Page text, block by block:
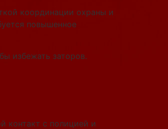
координации охраны и
повышенное
избежать заторов.
контакт с полицией и